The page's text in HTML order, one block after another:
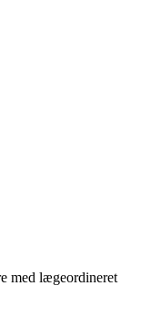
med lægeordineret